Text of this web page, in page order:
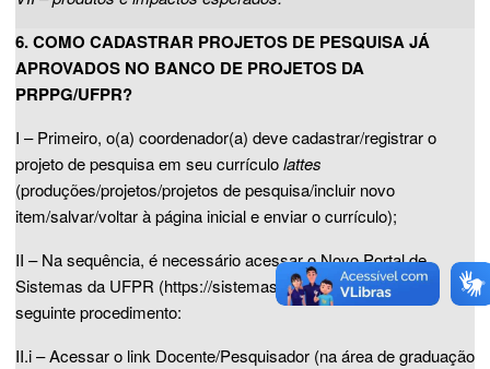
6. COMO CADASTRAR PROJETOS DE PESQUISA JÁ
APROVADOS NO BANCO DE PROJETOS DA
PRPPG/UFPR?
I – Primeiro, o(a) coordenador(a) deve cadastrar/registrar o
projeto de pesquisa em seu currículolattes
(produções/projetos/projetos de pesquisa/incluir novo
item/salvar/voltar à página inicial e enviar o currículo);
II – Na sequência, é necessário acessar o Novo Portal de
Sistemas da UFPR (https://sistemas.ufpr.br) e realizar o
seguinte procedimento:
II.i – Acessar o link Docente/Pesquisador (na área de graduação